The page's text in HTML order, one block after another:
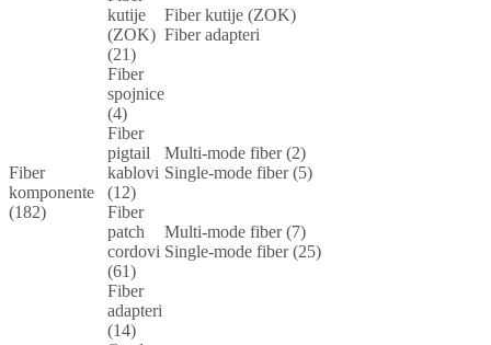
Fiber
komponente
(182)
kutije
(ZOK)
(21)
Fiber kutije (ZOK)
Fiber adapteri
Fiber
spojnice
(4)
Fiber
pigtail
kablovi
(12)
Multi-mode fiber (2)
Single-mode fiber (5)
Fiber
patch
cordovi
(61)
Multi-mode fiber (7)
Single-mode fiber (25)
Fiber
adapteri
(14)